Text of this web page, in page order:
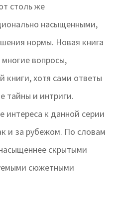
столь же
насыщенными,
нормы. Новая книга
вопросы,
книги, хотя сами ответы
тайны и интриги.
интереса к данной серии
и за рубежом. По словам
скрытыми
сюжетными